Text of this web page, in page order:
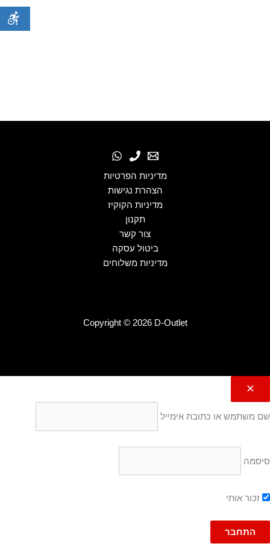
מדיניות הפרטיות
הצהרת נגישות
מדיניות הקוקיז
תקנון
צור קשר
ביטול עסקה
מדיניות משלוחים
Copyright © 2026 D-Outlet
שם משתמש או כתובת אימייל
סיסמה
זכור אותי